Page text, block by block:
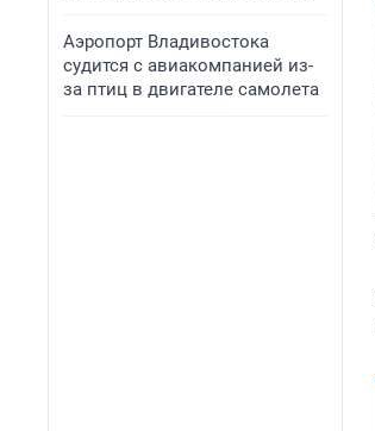
Аэропорт Владивостока
судится с авиакомпанией из-
за птиц в двигателе самолета